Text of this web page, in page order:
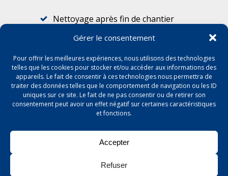
Gérer le consentement
Pour offrir les meilleures expériences, nous utilisons des technologies
telles que les cookies pour stocker et/ou accéder aux informations des
appareils. Le fait de consentir à ces technologies nous permettra de
traiter des données telles que le comportement de navigation ou les ID
uniques sur ce site. Le fait de ne pas consentir ou de retirer son
consentement peut avoir un effet négatif sur certaines caractéristiques
et fonctions.
Accepter
Refuser
Nettoyage après fin de chantier
Nettoyage pour professionnels
Graffitis
Nettoyage de vitres
Débarras et enlèvement de déchets
Décapage de sols